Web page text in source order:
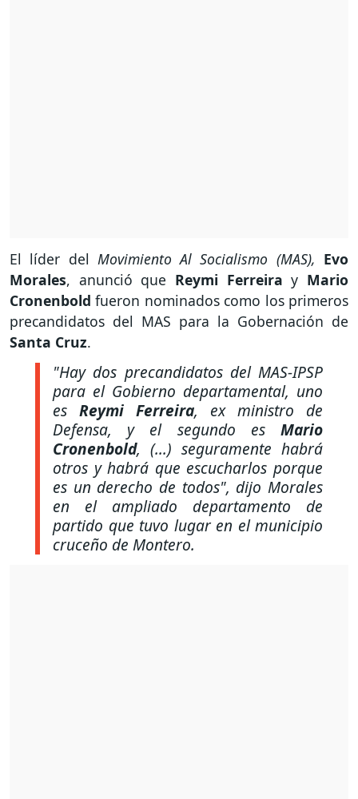
El líder del Movimiento Al Socialismo (MAS), Evo
Morales, anunció que Reymi Ferreiray Mario
Cronenboldfueron nominados como los primeros
precandidatos del MAS para la Gobernación de
Santa Cruz.
"Hay dos precandidatos del MAS-IPSP
para el Gobierno departamental, uno
es Reymi Ferreira, ex ministro de
Defensa, y el segundo es Mario
Cronenbold, (...) seguramente habrá
otros y habrá que escucharlos porque
es un derecho de todos", dijo Morales
en el ampliado departamento de
partido que tuvo lugar en el municipio
cruceño de Montero.